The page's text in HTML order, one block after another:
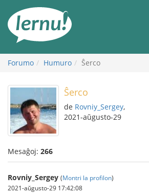
enhavo
Forumo Humuro Ŝerco
Ŝerco
de Rovniy_Sergey,
2021-aŭgusto-29
Mesaĝoj: 266
Rovniy_Sergey (Montri la profilon)
2021-aŭgusto-29 17:42:08